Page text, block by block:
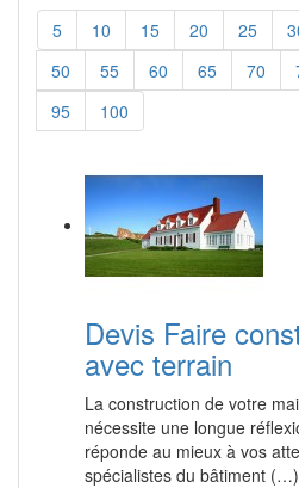
5 10 15 20 25
50
55 60 65 70
95
100
Devis Faire
avec terrain
La construction de votre
nécessite une longue
réponde au mieux à vos
spécialistes du bâtiment (…)